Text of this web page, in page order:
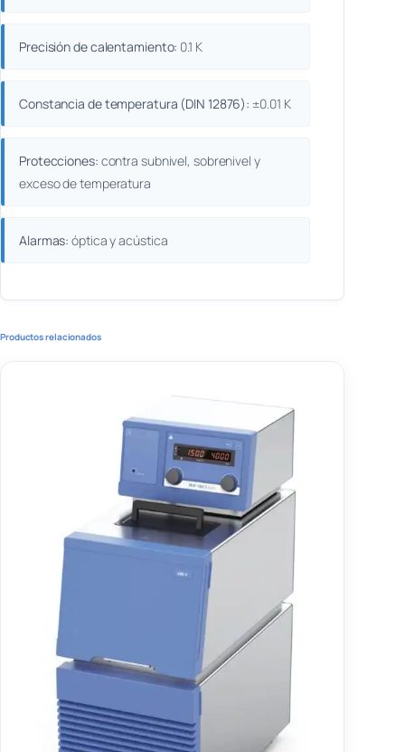
Precisión de calentamiento: 0.1 K
Constancia de temperatura (DIN 12876): ±0.01 K
Protecciones: contra subnivel, sobrenivel y
exceso de temperatura
Alarmas: óptica y acústica
Productos relacionados